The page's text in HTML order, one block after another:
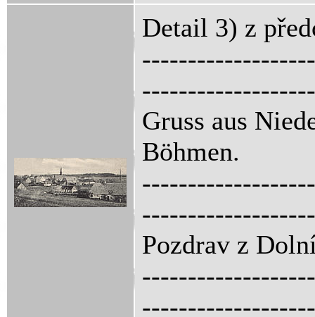
Detail 3) z
-------------------
Gruss aus
Böhmen.
-------------------
Pozdrav z
-------------------